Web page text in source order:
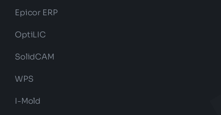
Epicor ERP
OptiLIC
SolidCAM
WPS
I-Mold